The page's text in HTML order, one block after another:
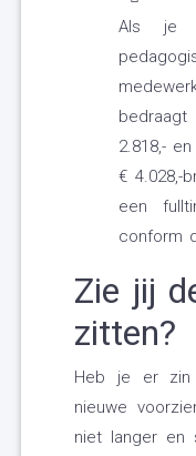
Als je
2.818,-
€ 4.028,-
een
conform
Zie jij
zitten?
Heb je er zin
nieuwe
niet langer en